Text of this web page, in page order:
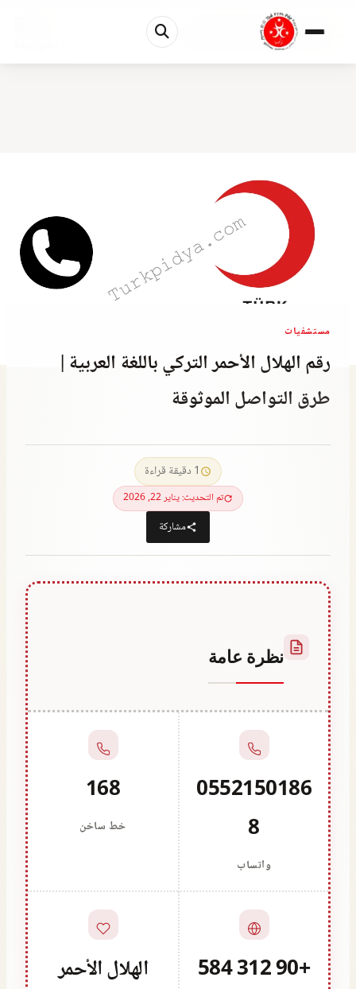
رقم الهلال الأحمر التركي باللغة العربية | طرق ا...
مستشفيات
رقم الهلال الأحمر التركي باللغة العربية |
طرق التواصل الموثوقة
1 دقيقة قراءة
تم التحديث: يناير 22, 2026
مشاركة
نظرة عامة
0552150186
8
واتساب
168
خط ساخن
+90 312 584
الهلال الأحمر